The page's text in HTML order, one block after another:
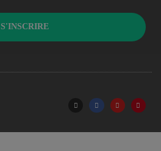
S'INSCRIRE